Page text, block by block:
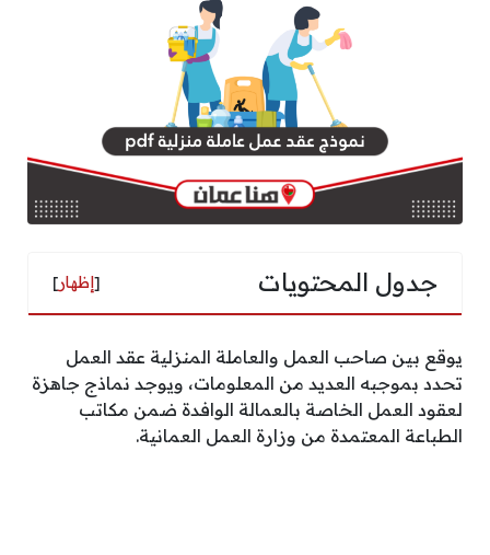
جدول المحتويات [إظهار]
يوقع بين صاحب العمل والعاملة المنزلية عقد العمل
تحدد بموجبه العديد من المعلومات، ويوجد نماذج جاهزة
لعقود العمل الخاصة بالعمالة الوافدة ضمن مكاتب
الطباعة المعتمدة من وزارة العمل العمانية.